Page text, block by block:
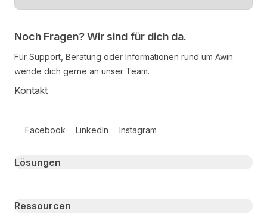
Noch Fragen? Wir sind für dich da.
Für Support, Beratung oder Informationen rund um Awin
wende dich gerne an unser Team.
Kontakt
Facebook LinkedIn Instagram
Primary footer navigation
Lösungen
Ressourcen